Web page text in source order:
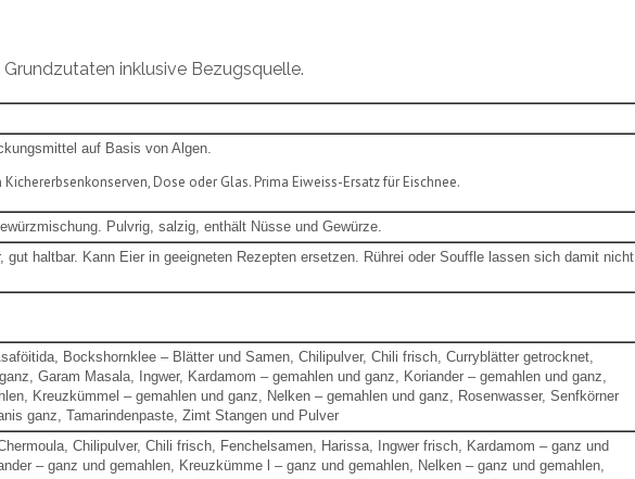
inklusive Bezugsquelle.
auf Basis von Algen.
Dose oder Glas. Prima Eiweiss-Ersatz für Eischnee.
Pulvrig, salzig, enthält Nüsse und Gewürze.
gut haltbar. Kann Eier in geeigneten Rezepten ersetzen. Rührei oder Souffle lassen sich damit nicht
Bockshornklee – Blätter und Samen, Chilipulver, Chili frisch, Curryblätter getrocknet,
Garam Masala, Ingwer, Kardamom – gemahlen und ganz, Koriander – gemahlen und ganz,
Kreuzkümmel – gemahlen und ganz, Nelken – gemahlen und ganz, Rosenwasser, Senfkörner
ganz, Tamarindenpaste, Zimt Stangen und Pulver
Chilipulver, Chili frisch, Fenchelsamen, Harissa, Ingwer frisch, Kardamom – ganz und
– ganz und gemahlen, Kreuzkümme l – ganz und gemahlen, Nelken – ganz und gemahlen,